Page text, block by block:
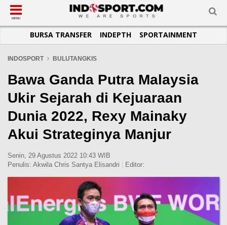
SUB-MENU
SEPAKBOLA
LIGA INGGRIS
LIGA ITALIA
LIGA SPANYOL
LIGA CHAMPIONS
LIGA JERMAN
SUB-MENU
SPORTAINMENT
SUB-MENU
OTOMOTIF
OTOMANIA
SUB-MENU
BASKET
FUTSAL
OLIMPIK
E-SPORT
SUB-MENU
JADWAL
SUB-MENU
TOPIK HARI INI
INFOGRAFIS
GALERI FOTO
TEMPAT OLAHRAGA
PASUKAN SEHAT
KOMUNITAS SEHAT
MENU
BURSA TRANSFER INDEPTH SPORTAINMENT
INDOSPORT BULUTANGKIS
Bawa Ganda Putra Malaysia
Ukir Sejarah di Kejuaraan
Dunia 2022, Rexy Mainaky
Akui Strateginya Manjur
Senin, 29 Agustus 2022 10:43 WIB
Penulis: Akwila Chris Santya Elisandri Editor: